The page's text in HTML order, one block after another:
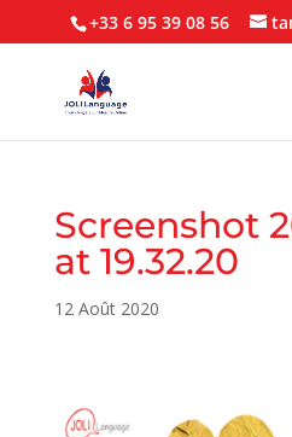
+33 6 95 39 08 56
Screenshot
at 19.32.20
12 Août 2020